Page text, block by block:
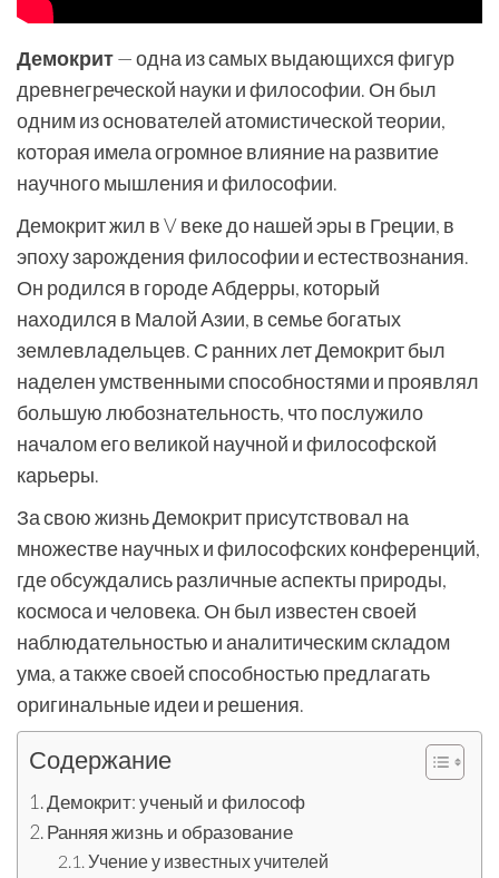
Демокрит— одна из самых выдающихся фигур
древнегреческой науки и философии. Он был
одним из основателей атомистической теории,
которая имела огромное влияние на развитие
научного мышления и философии.
Демокрит жил в V веке до нашей эры в Греции, в
эпоху зарождения философии и естествознания.
Он родился в городе Абдерры, который
находился в Малой Азии, в семье богатых
землевладельцев. С ранних лет Демокрит был
наделен умственными способностями и проявлял
большую любознательность, что послужило
началом его великой научной и философской
карьеры.
За свою жизнь Демокрит присутствовал на
множестве научных и философских конференций,
где обсуждались различные аспекты природы,
космоса и человека. Он был известен своей
наблюдательностью и аналитическим складом
ума, а также своей способностью предлагать
оригинальные идеи и решения.
Содержание
Демокрит: ученый и философ
Ранняя жизнь и образование
Учение у известных учителей